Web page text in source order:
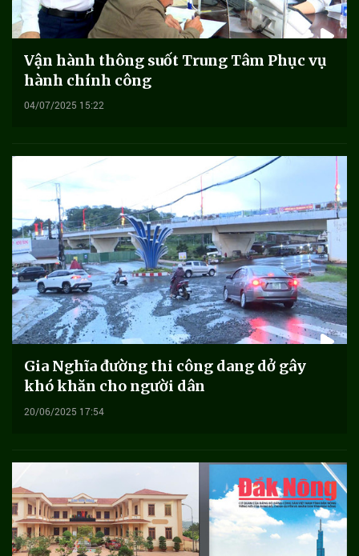
Vận hành thông suốt Trung Tâm Phục vụ
hành chính công
04/07/2025 15:22
Gia Nghĩa đường thi công dang dở gây
khó khăn cho người dân
20/06/2025 17:54